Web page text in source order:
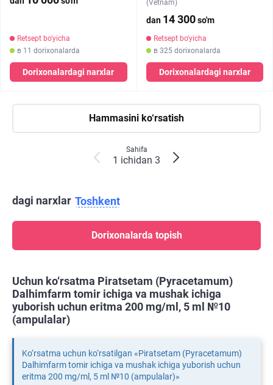
Retsept bo'yicha
в 11 dorixonalarda
Dorixonalardagi narxlar
(Vetnam)
dan 14 300so'm
Retsept bo'yicha
в 325 dorixonalarda
Dorixonalardagi narxlar
Hammasini ko‘rsatish
Sahifa
1 ichidan 3
dagi narxlar Toshkent
Dorixonalarda topish
Uchun ko‘rsatma Piratsetam (Pyracetamum)
Dalhimfarm tomir ichiga va mushak ichiga
yuborish uchun eritma 200 mg/ml, 5 ml №10
(ampulalar)
Ko‘rsatma uchun ko‘rsatilgan «Piratsetam (Pyracetamum)
Dalhimfarm tomir ichiga va mushak ichiga yuborish uchun
eritma 200 mg/ml, 5 ml №10 (ampulalar)»